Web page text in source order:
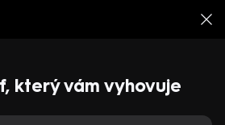
který vám vyhovuje